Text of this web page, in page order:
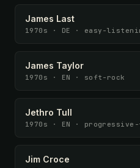
James Last
1970s · DE · easy-
James Taylor
1970s · EN · soft-rock
Jethro Tull
1970s · EN ·
Jim Croce